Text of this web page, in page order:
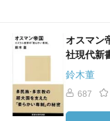
オスマン
社現代新
鈴木董
687